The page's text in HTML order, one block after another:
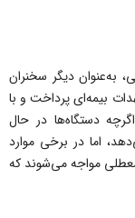
به‌عنوان دیگر سخنران
بیمه‌ای پرداخت و با
دستگاه‌ها در حال
اما در برخی موارد
معطلی مواجه می‌شوند که